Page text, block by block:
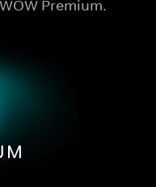
Premium.